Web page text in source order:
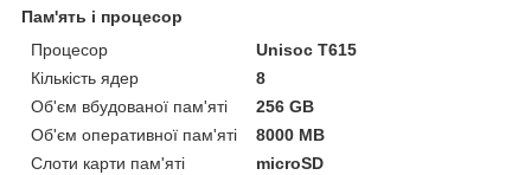
Пам'ять і процесор
Процесор
Unisoc T615
Кількість ядер
8
Об'єм вбудованої пам'яті
256 GB
Об'єм оперативної пам'яті
8000 MB
Слоти карти пам'яті
microSD